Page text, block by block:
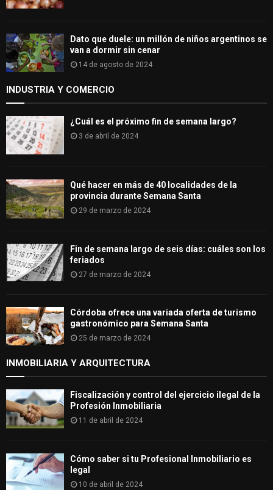
Dato que duele: un millón de niños argentinos se
van a dormir sin cenar
14 de agosto de 2024
INDUSTRIA Y COMERCIO
¿Cuál es el próximo fin de semana largo?
3 de abril de 2024
Qué hacer en más de 40 localidades de la
provincia durante Semana Santa
29 de marzo de 2024
Fin de semana largo de seis días: cuáles son los
feriados
27 de marzo de 2024
Córdoba ofrece una variada oferta de turismo
gastronómico para Semana Santa
25 de marzo de 2024
INMOBILIARIA Y ARQUITECTURA
Fiscalización y control del ejercicio ilegal de la
Profesión Inmobiliaria
11 de abril de 2024
Cómo saber si tu Profesional Inmobiliario es
legal
10 de abril de 2024